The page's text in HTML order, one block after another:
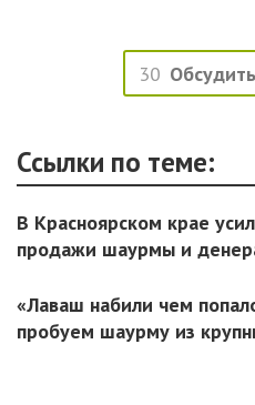
30
Ссылки по теме:
В Красноярском крае
продажи шаурмы и
«Лаваш набили чем
пробуем шаурму из